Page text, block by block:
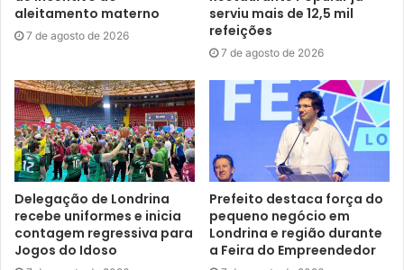
seguindo as recomendações nutricionais da Resolução
Nacional, pensando no cuidado com as necessidades
nutricionais diárias da criança. A regra é que, para as
turmas do período integral, devemos fornecer no mínimo
três refeições para suprir pelo menos 70% das
recomendações nutricionais diárias. E para o período
parcial, são refeições que atendam, no mínimo, 30%
dessas recomendações. Então cada combinação feita é
pensada e estudada, não é uma escolha aleatória”,
enfatizou Mirtz.
aleitamento materno
7 de agosto de 2026
serviu mais de 12,5 mil
refeições
7 de agosto de 2026
Delegação de Londrina
recebe uniformes e inicia
contagem regressiva para
Jogos do Idoso
Prefeito destaca força do
pequeno negócio em
Londrina e região durante
a Feira do Empreendedor